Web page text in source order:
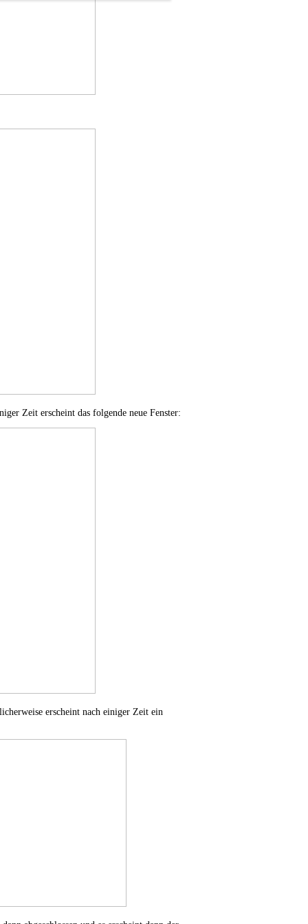
Zeit erscheint das folgende neue Fenster:
erscheint nach einiger Zeit ein